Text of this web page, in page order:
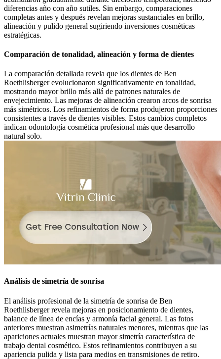
diferencias año con año sutiles. Sin embargo, comparaciones
completas antes y después revelan mejoras sustanciales en brillo,
alineación y pulido general sugiriendo inversiones cosméticas
estratégicas.
Comparación de tonalidad, alineación y forma de dientes
La comparación detallada revela que los dientes de Ben
Roethlisberger evolucionaron significativamente en tonalidad,
mostrando mayor brillo más allá de patrones naturales de
envejecimiento. Las mejoras de alineación crearon arcos de sonrisa
más simétricos. Los refinamientos de forma produjeron proporciones
consistentes a través de dientes visibles. Estos cambios completos
indican odontología cosmética profesional más que desarrollo
natural solo.
Análisis de simetría de sonrisa
El análisis profesional de la simetría de sonrisa de Ben
Roethlisberger revela mejoras en posicionamiento de dientes,
balance de línea de encías y armonía facial general. Las fotos
anteriores muestran asimetrías naturales menores, mientras que las
apariciones actuales muestran mayor simetría característica de
trabajo dental cosmético. Estos refinamientos contribuyen a su
apariencia pulida y lista para medios en transmisiones de retiro.